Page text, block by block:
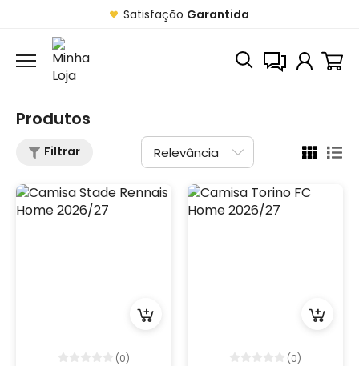
Satisfação Garantida
Produtos
Filtrar
(0) (0)